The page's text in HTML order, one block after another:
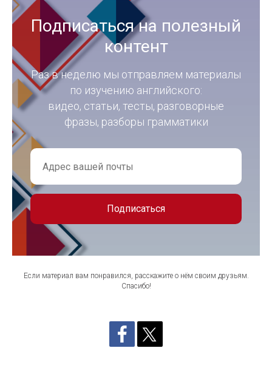
Подписаться на полезный
контент
Раз в неделю мы отправляем материалы
по изучению английского:
видео, статьи, тесты, разговорные
фразы, разборы грамматики
Подписаться
Если материал вам понравился, расскажите о нём своим друзьям.
Спасибо!